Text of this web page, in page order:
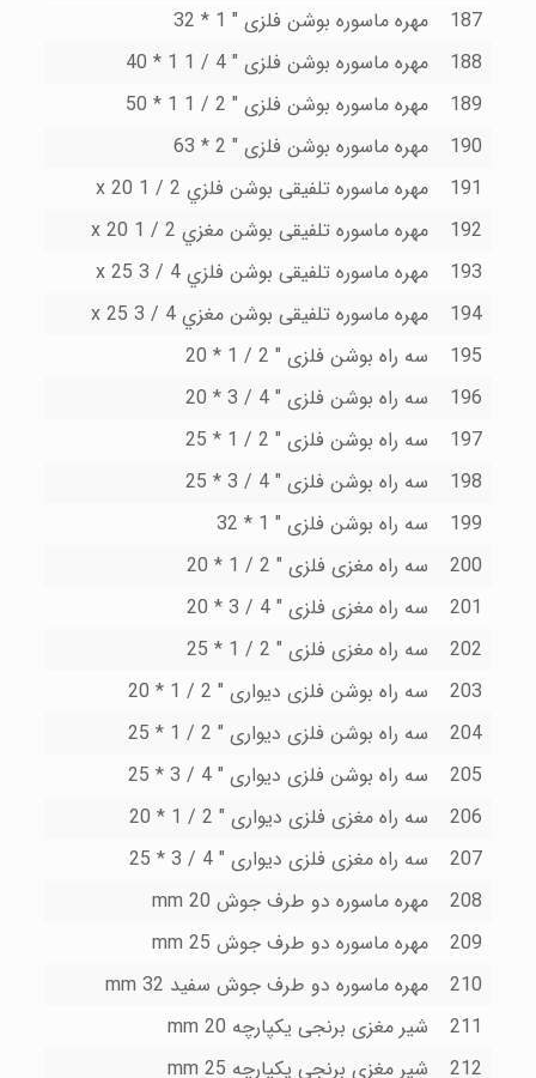
187
مهره ماسوره بوشن فلزى " 1 * 32
188
مهره ماسوره بوشن فلزى " 4 / 1 1 * 40
189
مهره ماسوره بوشن فلزى " 2 / 1 1 * 50
190
مهره ماسوره بوشن فلزى " 2 * 63
191
مهره ماسوره تلفیقی بوشن فلزي 2 / 1 x 20
192
مهره ماسوره تلفیقی بوشن مغزي 2 / 1 x 20
193
مهره ماسوره تلفیقی بوشن فلزي 4 / 3 x 25
194
مهره ماسوره تلفیقی بوشن مغزي 4 / 3 x 25
195
سه راه بوشن فلزى " 2 / 1 * 20
196
سه راه بوشن فلزى " 4 / 3 * 20
197
سه راه بوشن فلزى " 2 / 1 * 25
198
سه راه بوشن فلزى " 4 / 3 * 25
199
سه راه بوشن فلزى " 1 * 32
200
سه راه مغزى فلزى " 2 / 1 * 20
201
سه راه مغزى فلزى " 4 / 3 * 20
202
سه راه مغزى فلزى " 2 / 1 * 25
203
سه راه بوشن فلزى دیوارى " 2 / 1 * 20
204
سه راه بوشن فلزى دیوارى " 2 / 1 * 25
205
سه راه بوشن فلزى دیوارى " 4 / 3 * 25
206
سه راه مغزى فلزى دیوارى " 2 / 1 * 20
207
سه راه مغزى فلزى دیوارى " 4 / 3 * 25
208
مهره ماسوره دو طرف جوش 20 mm
209
مهره ماسوره دو طرف جوش 25 mm
210
مهره ماسوره دو طرف جوش سفید 32 mm
211
شیر مغزى برنجى یکپارچه 20 mm
212
شیر مغزى برنجى یکپارچه 25 mm